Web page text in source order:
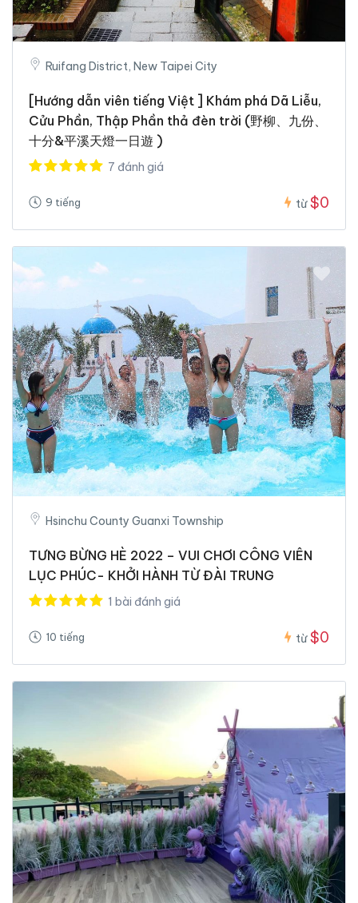
Ruifang District, New Taipei City
[Hướng dẫn viên tiếng Việt ] Khám phá Dã Liễu,
Cửu Phần, Thập Phần thả đèn trời (野柳、九份、
十分&平溪天燈一日遊 )
7 đánh giá
9 tiếng từ$0
Hsinchu County Guanxi Township
TƯNG BỪNG HÈ 2022 – VUI CHƠI CÔNG VIÊN
LỤC PHÚC- KHỞI HÀNH TỪ ĐÀI TRUNG
1 bài đánh giá
10 tiếng từ$0